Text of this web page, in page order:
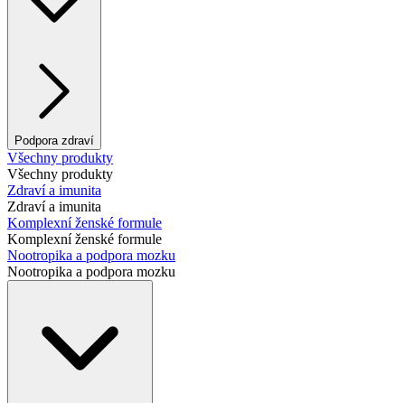
Podpora zdraví
Všechny produkty
Všechny produkty
Zdraví a imunita
Zdraví a imunita
Komplexní ženské formule
Komplexní ženské formule
Nootropika a podpora mozku
Nootropika a podpora mozku